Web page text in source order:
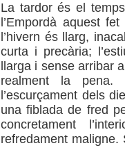
La tardor és el
l’Empordà aquest
l’hivern és llarg,
curta i precària;
llarga i sense arribar
realment la pena.
l’escurçament dels
una fiblada de fred
concretament
refredament maligne.